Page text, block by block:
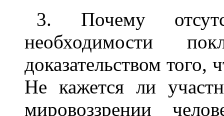
3. Почему
необходимости
доказательством того,
Hе кажется ли
мировоззрении